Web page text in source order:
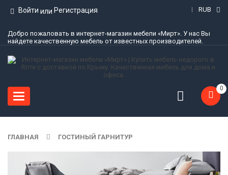
Войти или Регистрация RUB
Добро пожаловать в интернет-магазин мебели «Мирт». У нас Вы
найдете качественную мебель от известных производителей.
Toggle
navigation
0
ГЛАВНАЯ ГОСТИНЫЙ ГАРНИТУР